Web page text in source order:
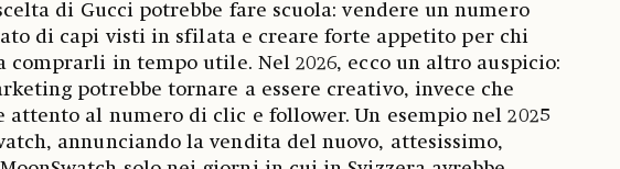
di Gucci potrebbe fare scuola: vendere un numero
di capi visti in sfilata e creare forte appetito per chi
comprarli in tempo utile. Nel 2026, ecco un altro auspicio:
potrebbe tornare a essere creativo, invece che
attento al numero di clic e follower. Un esempio nel 2025
annunciando la vendita del nuovo, attesissimo,